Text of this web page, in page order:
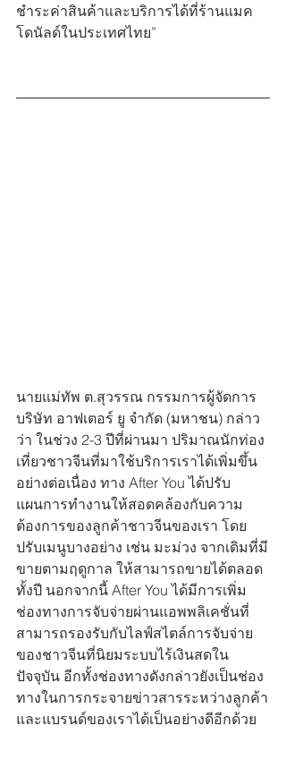
ชำระค่าสินค้าและบริการได้ที่ร้านแมค
โดนัลด์ในประเทศไทย”
นายแม่ทัพ ต.สุวรรณ กรรมการผู้จัดการ
บริษัท อาฟเตอร์ ยู จำกัด (มหาชน) กล่าว
ว่า ในช่วง 2-3 ปีที่ผ่านมา ปริมาณนักท่อง
เที่ยวชาวจีนที่มาใช้บริการเราได้เพิ่มขึ้น
อย่างต่อเนื่อง ทาง After You ได้ปรับ
แผนการทำงานให้สอดคล้องกับความ
ต้องการของลูกค้าชาวจีนของเรา โดย
ปรับเมนูบางอย่าง เช่น มะม่วง จากเดิมที่มี
ขายตามฤดูกาล ให้สามารถขายได้ตลอด
ทั้งปี นอกจากนี้ After You ได้มีการเพิ่ม
ช่องทางการจับจ่ายผ่านแอพพลิเคชั่นที่
สามารถรองรับกับไลฟ์สไตล์การจับจ่าย
ของชาวจีนที่นิยมระบบไร้เงินสดใน
ปัจจุบัน อีกทั้งช่องทางดังกล่าวยังเป็นช่อง
ทางในการกระจายข่าวสารระหว่างลูกค้า
และแบรนด์ของเราได้เป็นอย่างดีอีกด้วย